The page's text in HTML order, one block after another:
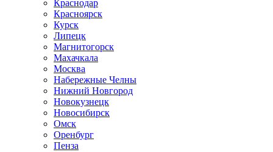
Краснодар
Красноярск
Курск
Липецк
Магнитогорск
Махачкала
Москва
Набережные Челны
Нижний Новгород
Новокузнецк
Новосибирск
Омск
Оренбург
Пенза